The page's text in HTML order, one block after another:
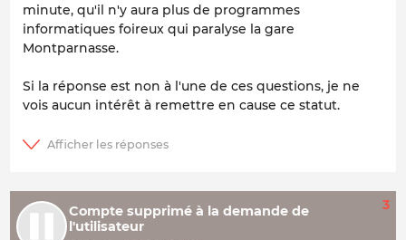
minute, qu'il n'y aura plus de programmes
informatiques foireux qui paralyse la gare
Montparnasse.
Si la réponse est non à l'une de ces questions, je ne
vois aucun intérêt à remettre en cause ce statut.
Compte supprimé à la demande de
l'utilisateur
3